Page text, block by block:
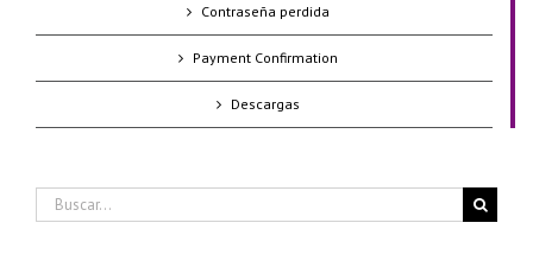
Contraseña perdida
Payment Confirmation
Descargas
Buscar: